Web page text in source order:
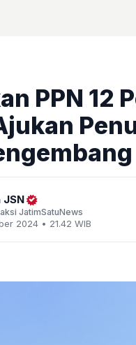
PPN 12
JSN
JatimSatuNews
2024 • 21.42 WIB